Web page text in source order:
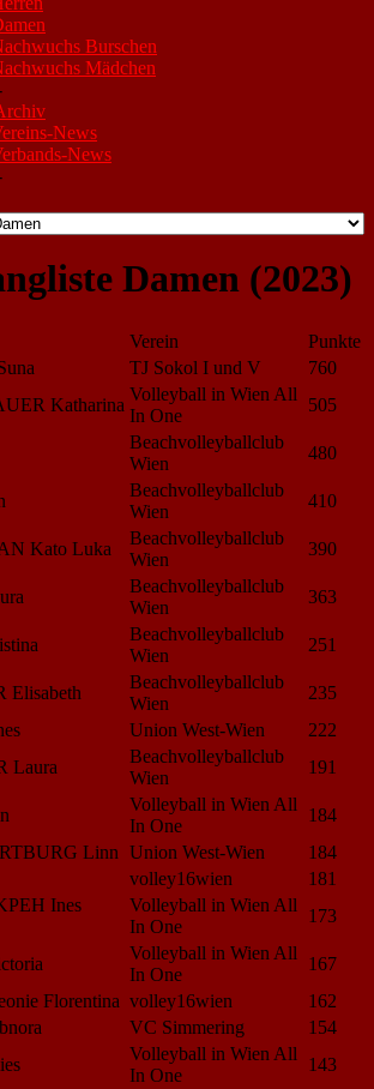
Burschen
Mädchen
News
News
Damen (2023)
Verein
Punkte
TJ Sokol I und V
760
Katharina
Volleyball in Wien All
In One
505
Beachvolleyballclub
Wien
480
Beachvolleyballclub
Wien
410
Kato Luka
Beachvolleyballclub
Wien
390
Beachvolleyballclub
Wien
363
Beachvolleyballclub
Wien
251
Elisabeth
Beachvolleyballclub
Wien
235
Union West-Wien
222
Laura
Beachvolleyballclub
Wien
191
Volleyball in Wien All
In One
184
Linn Union West-Wien
184
volley16wien
181
Ines
Volleyball in Wien All
In One
173
Volleyball in Wien All
In One
167
Florentina volley16wien
162
VC Simmering
154
Volleyball in Wien All
In One
143